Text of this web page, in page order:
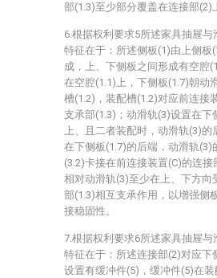
部(1.3)至少部分覆盖在连接部(2)
6.根据权利要求5所述家具抽屉
特征在于：所述侧板(1)由上侧板
成，上、下侧板之间形成有空腔
在空腔(1.1)上，下侧板(1.7)朝动
槽(1.2)，装配槽(1.2)对应前连接
支承部(1.3)；动滑轨(3)设置在下
上、且二者装配时，动滑轨(3)的
在下侧板(1.7)的后端，动滑轨(3)
(3.2)卡接在前连接装置(C)的连
相对动滑轨(3)至少在上、下方向
部(1.3)相互支承作用，以增强侧
接稳固性。
7.根据权利要求6所述家具抽屉
特征在于：所述连接部(2)对应下
设置有缓冲件(5)，缓冲件(5)在